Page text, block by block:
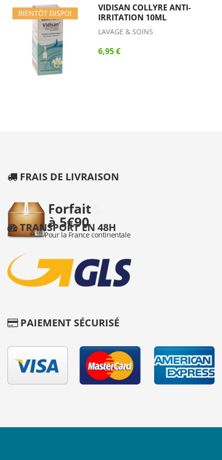
BIENTÔT DISPO!
VIDISAN COLLYRE ANTI-
IRRITATION 10ML
LAVAGE & SOINS
6,95 €
FRAIS DE LIVRAISON
TRANSPORT EN 48H
PAIEMENT SÉCURISÉ